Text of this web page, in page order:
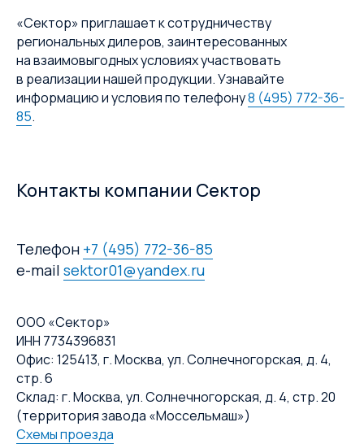
«Сектор» приглашает к сотрудничеству
региональных дилеров, заинтересованных
на взаимовыгодных условиях участвовать
в реализации нашей продукции. Узнавайте
информацию и условия по телефону8 (495) 772-36-
85.
Контакты компании Сектор
Телефон +7 (495) 772-36-85
e-mail sektor01@yandex.ru
ООО «Сектор»
ИНН 7734396831
Офис: 125413, г. Москва, ул. Солнечногорская, д. 4,
стр. 6
Склад: г. Москва, ул. Солнечногорская, д. 4, стр. 20
(территория завода «Моссельмаш»)
Схемы проезда